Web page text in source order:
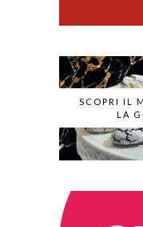
SCOPRI IL
LA